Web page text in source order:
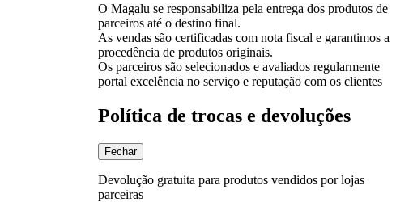
O Magalu se responsabiliza pela entrega dos produtos de
parceiros até o destino final.
As vendas são certificadas com nota fiscal e garantimos a
procedência de produtos originais.
Os parceiros são selecionados e avaliados regularmente
portal excelência no serviço e reputação com os clientes
Política de trocas e devoluções
Fechar
Devolução gratuita para produtos vendidos por lojas
parceiras